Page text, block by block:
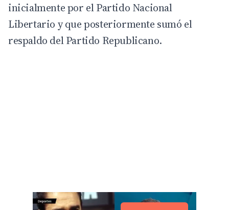
inicialmente por elPartido Nacional
Libertario y que posteriormente sumó el
respaldo del Partido Republicano.